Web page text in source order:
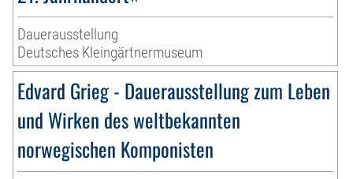
Dauerausstellung
Deutsches Kleingärtnermuseum
Edvard Grieg - Dauerausstellung zum Leben
und Wirken des weltbekannten
norwegischen Komponisten